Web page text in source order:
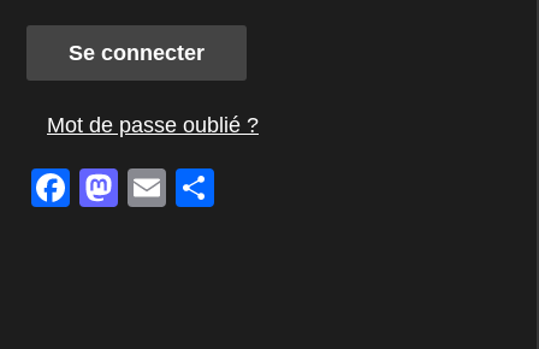
Se connecter
Mot de passe oublié ?
Facebook
Mastodon
Email